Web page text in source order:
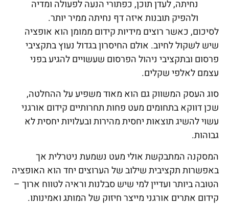
נחיתה, לעדן תוכן, כפתורי הנעה לפעולה ומדיה
ולהפיק תובנות איזה דף נחיתה ממיר יותר.
לסיכום, כאשר רוצים מידיות קידום ממומן הוא אופציה
שיש לשקול לחיוב. אולם החיסרון בגדול נעוץ בתקציבי
פרסום ובתקציבי ניהול הפרסום שעשויים להגיע בפני
עצמם לאלפי שקלים.
סוג העסק המשווק גם הוא מאוד משפיע על ההחלטה,
שכן דווקא בתחומים מעט פחות תחרותיים קידום אורגני
עשוי להשיג תוצאות יחסית מהירות ובעלויות יחסית לא
גבוהות.
המסקנה המתבקשת אולי מעט נשמעת ניטרלית אך
באפשרות תקציבית שילוב של הערוצים יחד הוא האופציה
הטובה ביותר ועדיין למי שיש סבלנות וראיה לטווח ארוך –
קידום אתרים אורגני מייצר חיזוק של המותג ואמינותו.